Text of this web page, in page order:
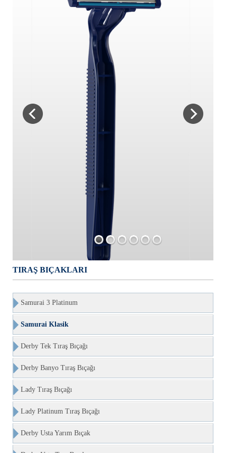
TIRAŞ BIÇAKLARI
Samurai 3 Platinum
Samurai Klasik
Derby Tek Tıraş Bıçağı
Derby Banyo Tıraş Bıçağı
Lady Tıraş Bıçağı
Lady Platinum Tıraş Bıçağı
Derby Usta Yarım Bıçak